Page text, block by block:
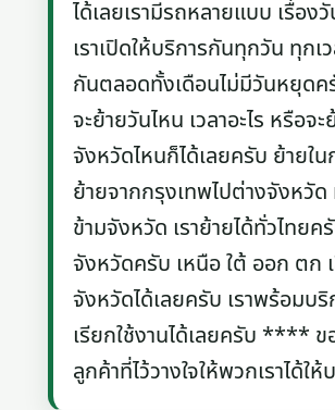
ได้เลยเรามีรถหลายแบบ เรื่อง
เราเปิดให้บริการกันทุกวัน ทุกเ
กันตลอดทั้งเดือนไม่มีวันหยุดค
จะย้ายวันไหน เวลาอะไร หรือจะ
จังหวัดไหนก็ได้เลยครับ ย้ายใ
ย้ายจากกรุงเทพไปต่างจังหวัด
ข้ามจังหวัด เราย้ายได้ทั่วไทยค
จังหวัดครับ เหนือ ใต้ ออก ตก
จังหวัดได้เลยครับ เราพร้อมบ
เรียกใช้งานได้เลยครับ ****
ลูกค้าที่ไว้วางใจให้พวกเราได้ใ